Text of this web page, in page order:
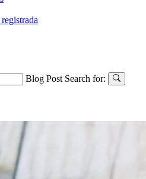
Blog Post Search for: